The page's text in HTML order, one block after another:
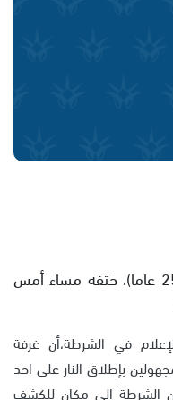
لقي المواطن رمضان عمر سلهب (25 عاما)، حتفه مساء أمس
في الشرطة،أن غرفة
بإطلاق النار على احد
الشرطة إلى مكان للكشف